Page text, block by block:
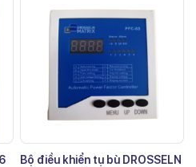
Bộ điều khiển tụ bù DROSSELN